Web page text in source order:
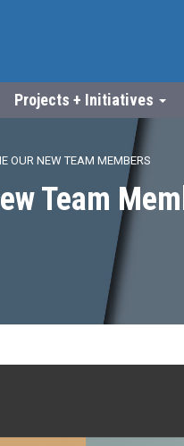
Projects + Initiatives
OUR NEW TEAM MEMBERS
Team